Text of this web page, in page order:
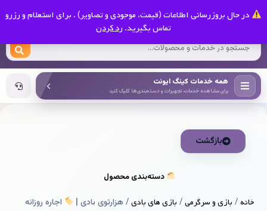
در حال بروزرسانی اطلاعات (قیمت، موجودی و تصاویر) . برای استعلام و رزرو
تماس بگیرید. رد کردن
کینگ ایونت
همه خدمات کینگ ایونت
برای مشاهده خدمات، تجهیزات و دسته‌بندی‌ها کلیک کنید
بازگشت
دسته‌بندی محصول
خانه/ بازی و سرگرمی/ بازی های بادی/ هزارتوی بادی | اجاره روزانه